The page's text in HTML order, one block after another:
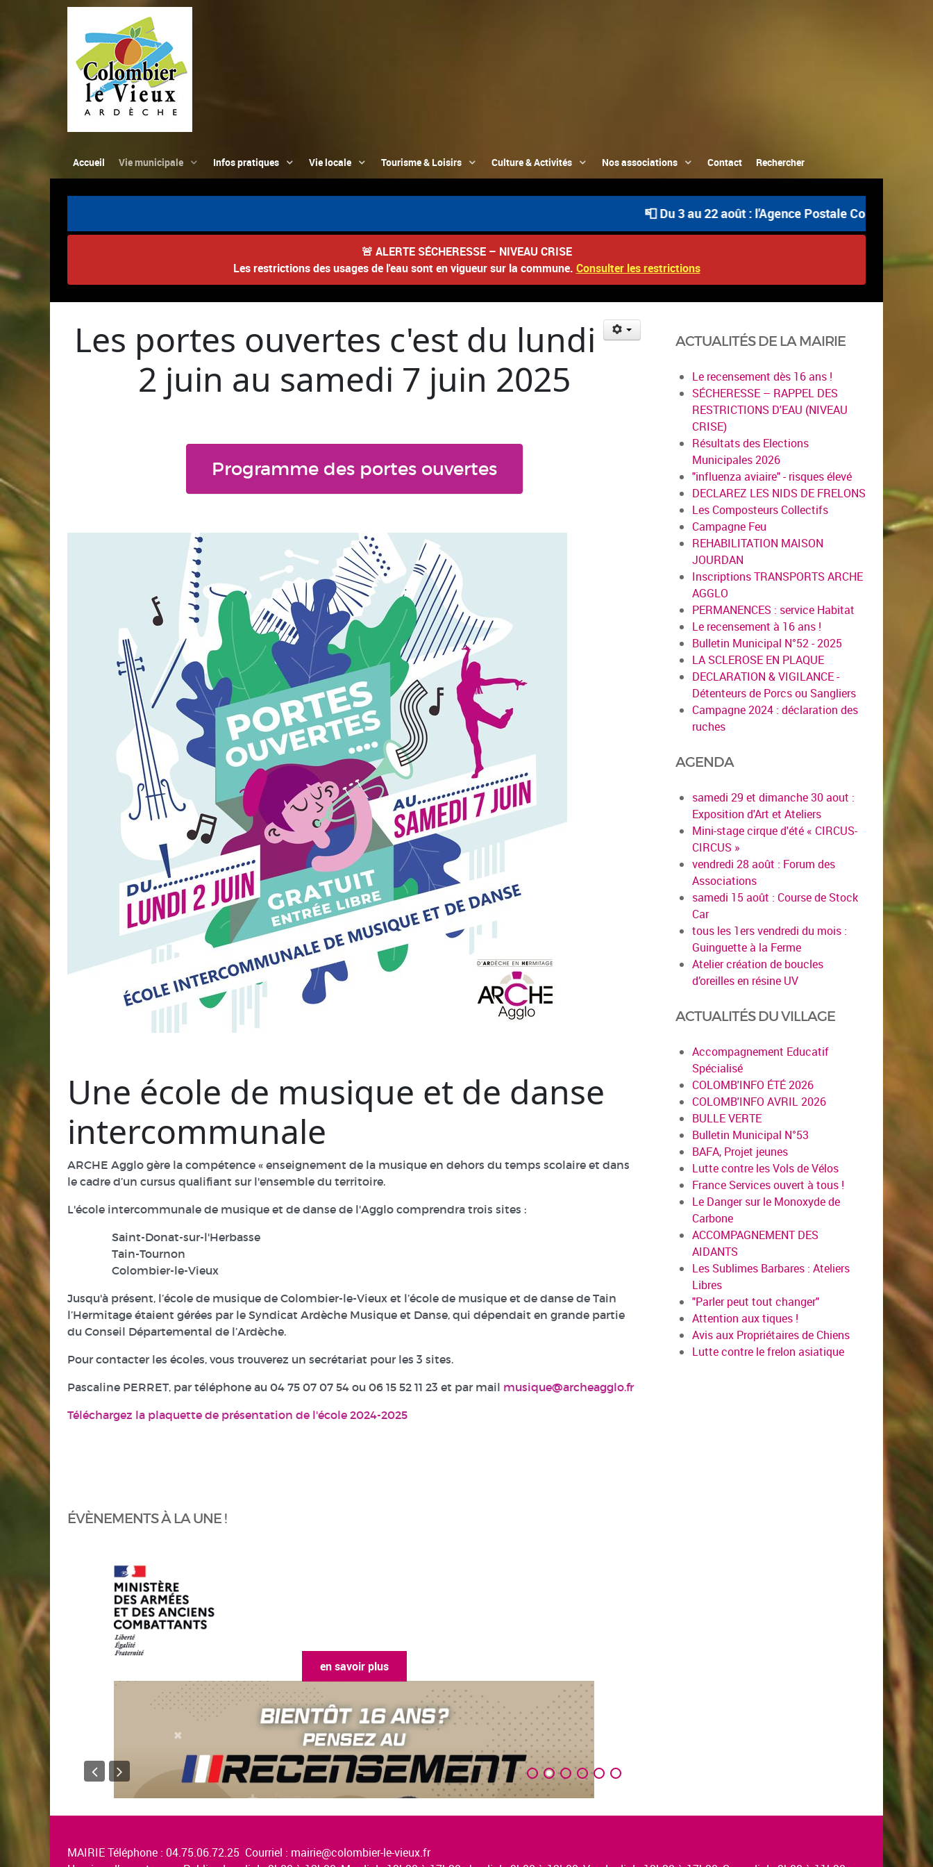
Accueil Vie municipale Infos pratiques Vie locale Tourisme & Loisirs Culture & Activités Nos associations Contact Rechercher
📮 Du 3 au 22 août : l'Agence Postale Communale est
🚨 ALERTE SÉCHERESSE – NIVEAU CRISE
Les restrictions des usages de l'eau sont en vigueur sur la commune. Consulter les restrictions
Les portes ouvertes c'est du lundi
2 juin au samedi 7 juin 2025
Programme des portes ouvertes
Une école de musique et de danse
intercommunale
ARCHE Agglo gère la compétence « enseignement de la musique en dehors du temps scolaire et dans
le cadre d’un cursus qualifiant sur l'ensemble du territoire.
L'école intercommunale de musique et de danse de l'Agglo comprendra trois sites :
Saint-Donat-sur-l'Herbasse
Tain-Tournon
Colombier-le-Vieux
Jusqu'à présent, l’école de musique de Colombier-le-Vieux et l’école de musique et de danse de Tain
l’Hermitage étaient gérées par le Syndicat Ardèche Musique et Danse, qui dépendait en grande partie
du Conseil Départemental de l’Ardèche.
Pour contacter les écoles, vous trouverez un secrétariat pour les 3 sites.
Pascaline PERRET, par téléphone au 04 75 07 07 54 ou 06 15 52 11 23 et par mail musique@archeagglo.fr
Téléchargez la plaquette de présentation de l'école 2024-2025
ÉVÈNEMENTS À LA UNE !
ACTUALITÉS DE LA MAIRIE
Le recensement dès 16 ans !
SÉCHERESSE – RAPPEL DES
RESTRICTIONS D'EAU (NIVEAU
CRISE)
Résultats des Elections
Municipales 2026
"influenza aviaire" - risques élevé
DECLAREZ LES NIDS DE FRELONS
Les Composteurs Collectifs
Campagne Feu
REHABILITATION MAISON
JOURDAN
Inscriptions TRANSPORTS ARCHE
AGGLO
PERMANENCES : service Habitat
Le recensement à 16 ans !
Bulletin Municipal N°52 - 2025
LA SCLEROSE EN PLAQUE
DECLARATION & VIGILANCE -
Détenteurs de Porcs ou Sangliers
Campagne 2024 : déclaration des
ruches
AGENDA
samedi 29 et dimanche 30 aout :
Exposition d'Art et Ateliers
Mini-stage cirque d'été « CIRCUS-
CIRCUS »
vendredi 28 août : Forum des
Associations
samedi 15 août : Course de Stock
Car
tous les 1ers vendredi du mois :
Guinguette à la Ferme
Atelier création de boucles
d’oreilles en résine UV
ACTUALITÉS DU VILLAGE
Accompagnement Educatif
Spécialisé
COLOMB'INFO ÉTÉ 2026
COLOMB'INFO AVRIL 2026
BULLE VERTE
Bulletin Municipal N°53
BAFA, Projet jeunes
Lutte contre les Vols de Vélos
France Services ouvert à tous !
Le Danger sur le Monoxyde de
Carbone
ACCOMPAGNEMENT DES
AIDANTS
Les Sublimes Barbares : Ateliers
Libres
"Parler peut tout changer"
Attention aux tiques !
Avis aux Propriétaires de Chiens
Lutte contre le frelon asiatique
MAIRIE Téléphone : 04.75.06.72.25 Courriel : mairie@colombier-le-vieux.fr